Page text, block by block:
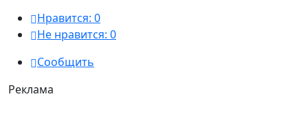
Нравится: 0
Не нравится: 0
Сообщить
Реклама